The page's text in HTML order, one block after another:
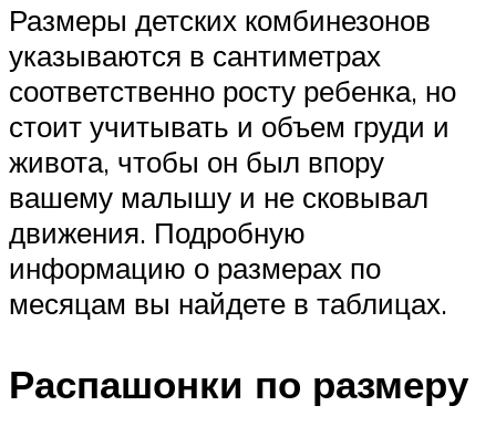
Размеры детских комбинезонов
указываются в сантиметрах
соответственно росту ребенка, но
стоит учитывать и объем груди и
живота, чтобы он был впору
вашему малышу и не сковывал
движения. Подробную
информацию о размерах по
месяцам вы найдете в таблицах.
Распашонки по размеру